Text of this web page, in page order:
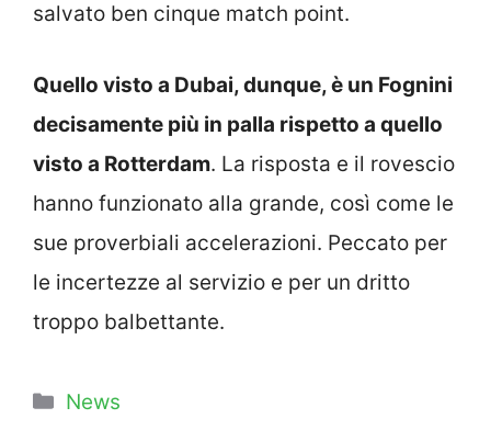
salvato ben cinque match point.
Quello visto a Dubai, dunque, è un Fognini
decisamente più in palla rispetto a quello
visto a Rotterdam. La risposta e il rovescio
hanno funzionato alla grande, così come le
sue proverbiali accelerazioni. Peccato per
le incertezze al servizio e per un dritto
troppo balbettante.
Categorie
News